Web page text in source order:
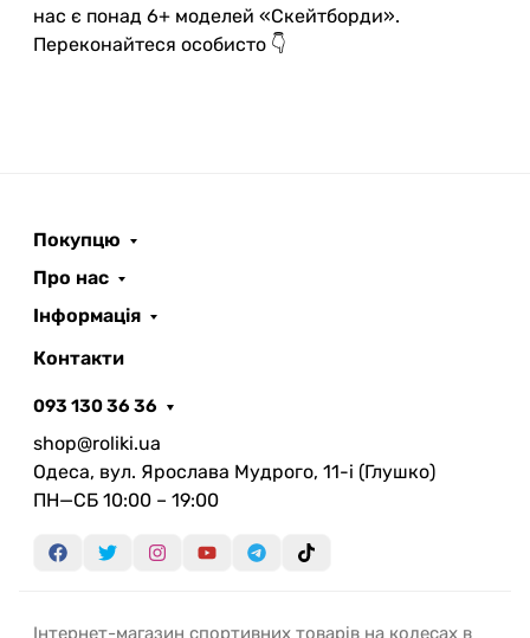
нас є понад 6+ моделей «Скейтборди».
Переконайтеся особисто 👇
Покупцю
Про нас
Інформація
Контакти
093 130 36 36
shop@roliki.ua
Одеса, вул. Ярослава Мудрого, 11-i (Глушко)
ПН—СБ 10:00 – 19:00
Інтернет-магазин спортивних товарів на колесах в